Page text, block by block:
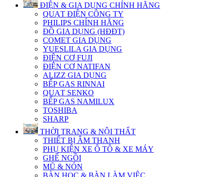
ĐIỆN & GIA DỤNG CHÍNH HÃNG
QUẠT ĐIỆN CÔNG TY
PHILIPS CHÍNH HÃNG
ĐỒ GIA DỤNG (HĐĐT)
COMET GIA DỤNG
YUESLILA GIA DỤNG
ĐIỆN CƠ FUJI
ĐIỆN CƠ NATIFAN
ALIZZ GIA DỤNG
BẾP GAS RINNAI
QUẠT SENKO
BẾP GAS NAMILUX
TOSHIBA
SHARP
THỜI TRANG & NỘI THẤT
THIẾT BỊ ÂM THANH
PHỤ KIỆN XE Ô TÔ & XE MÁY
GHẾ NGỒI
MŨ & NÓN
BÀN HỌC & BÀN LÀM VIỆC